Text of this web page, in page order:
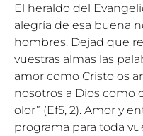
El heraldo del
alegría de esa buena
hombres. Dejad que
vuestras almas las
amor como Cristo os
nosotros a Dios como
olor” (Ef5, 2). Amor y
programa para toda